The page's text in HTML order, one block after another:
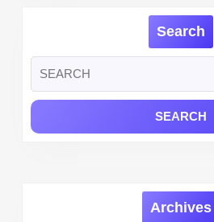
More
Posts
Search
for:
Archives